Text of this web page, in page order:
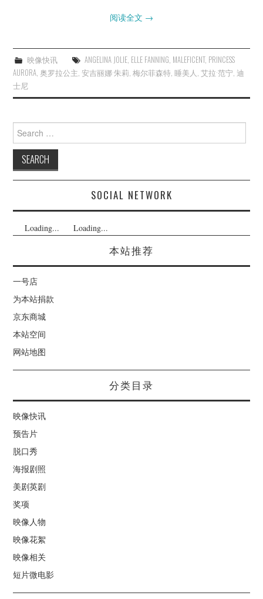
阅读全文 →
映像快讯 ANGELINA JOLIE, ELLE FANNING, MALEFICENT, PRINCESS
AURORA,奥罗拉公主,安吉丽娜·朱莉,梅尔菲森特,睡美人,艾拉·范宁,迪
士尼
Search
for:
SOCIAL NETWORK
Loading... Loading...
本站推荐
一号店
为本站捐款
京东商城
本站空间
网站地图
分类目录
映像快讯
预告片
脱口秀
海报剧照
美剧英剧
奖项
映像人物
映像花絮
映像相关
短片微电影